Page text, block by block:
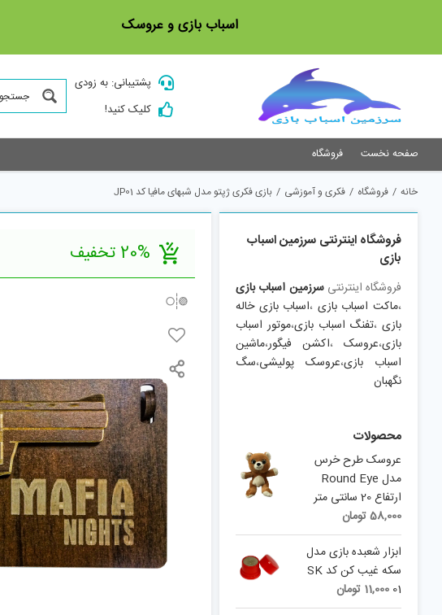
اسباب بازی و عروسک
پشتیبانی: به زودی
کلیک کنید!
صفحه نخست فروشگاه
خانه / فروشگاه / فکری و آموزشی / بازی فکری ژپتو مدل شبهای مافیا کد JP01
20% تخفیف
فروشگاه اینترنتی سرزمین اسباب
بازی
فروشگاه اینترنتیسرزمین اسباب بازی
،ماکت اسباب بازی ،اسباب بازی خاله
بازی،تفنگ اسباب بازی،موتور اسباب
بازی،عروسک،اکشن فیگور،ماشین
اسباب بازی،عروسک پولیشی،سگ
نگهبان
محصولات
عروسک طرح خرس
مدل Round Eye
ارتفاع 20 سانتی متر
58,000تومان
ابزار شعبده بازی مدل
سکه غیب کن کد SK
01
11,000 تومان